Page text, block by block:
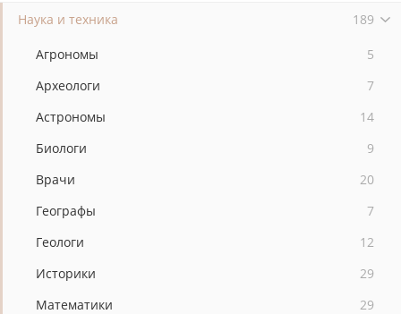
Наука и техника 189
Агрономы
5
Археологи
7
Астрономы
14
Биологи
9
Врачи
20
Географы
7
Геологи
12
Историки
29
Математики
29